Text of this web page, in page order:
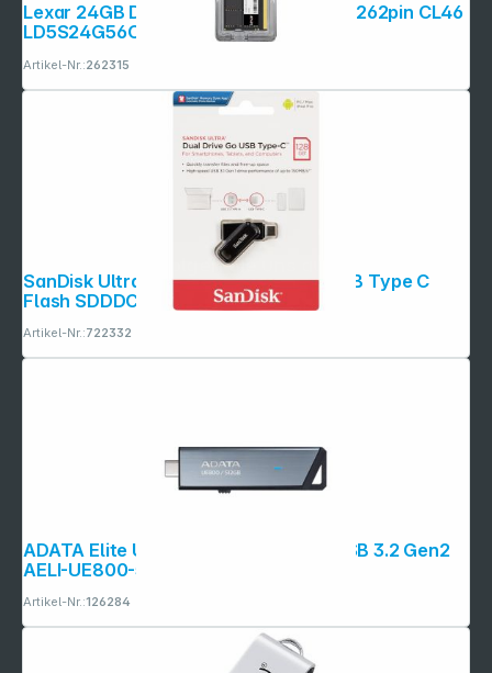
Lexar 24GB DDR5 5600Mhz SO-DIMM 262pin CL46
LD5S24G56C46ST-BGS
Artikel-Nr.:262315
SanDisk Ultra Dual DriveGo 128GB USB Type C
Flash SDDDC3-128G-G46
Artikel-Nr.:722332
ADATA Elite UE800 USB Stick 512G USB 3.2 Gen2
AELI-UE800-512G-CSG
Artikel-Nr.:126284
Folgen Sie uns auf